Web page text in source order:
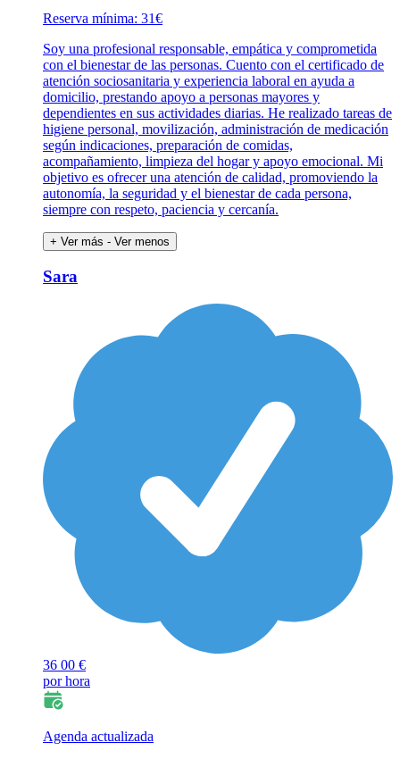
Reserva mínima: 31€
Soy una profesional responsable, empática y comprometida
con el bienestar de las personas. Cuento con el certificado de
atención sociosanitaria y experiencia laboral en ayuda a
domicilio, prestando apoyo a personas mayores y
dependientes en sus actividades diarias. He realizado tareas de
higiene personal, movilización, administración de medicación
según indicaciones, preparación de comidas,
acompañamiento, limpieza del hogar y apoyo emocional. Mi
objetivo es ofrecer una atención de calidad, promoviendo la
autonomía, la seguridad y el bienestar de cada persona,
siempre con respeto, paciencia y cercanía.
+ Ver más - Ver menos
Sara
36 00 €
por hora
Agenda actualizada